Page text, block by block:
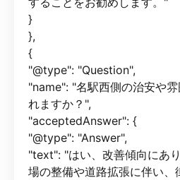
}
},
{
"@type": "Question",
"name": "名駅西側の治安や
れますか？",
"acceptedAnswer": {
"@type": "Answer",
"text": "はい、改善傾向にあ
場の整備や道路拡張に伴い、